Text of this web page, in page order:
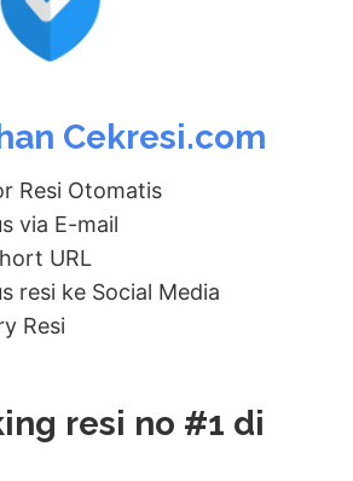
Cekresi.com
Resi Otomatis
via E-mail
URL
resi ke Social Media
Resi
resi no #1 di